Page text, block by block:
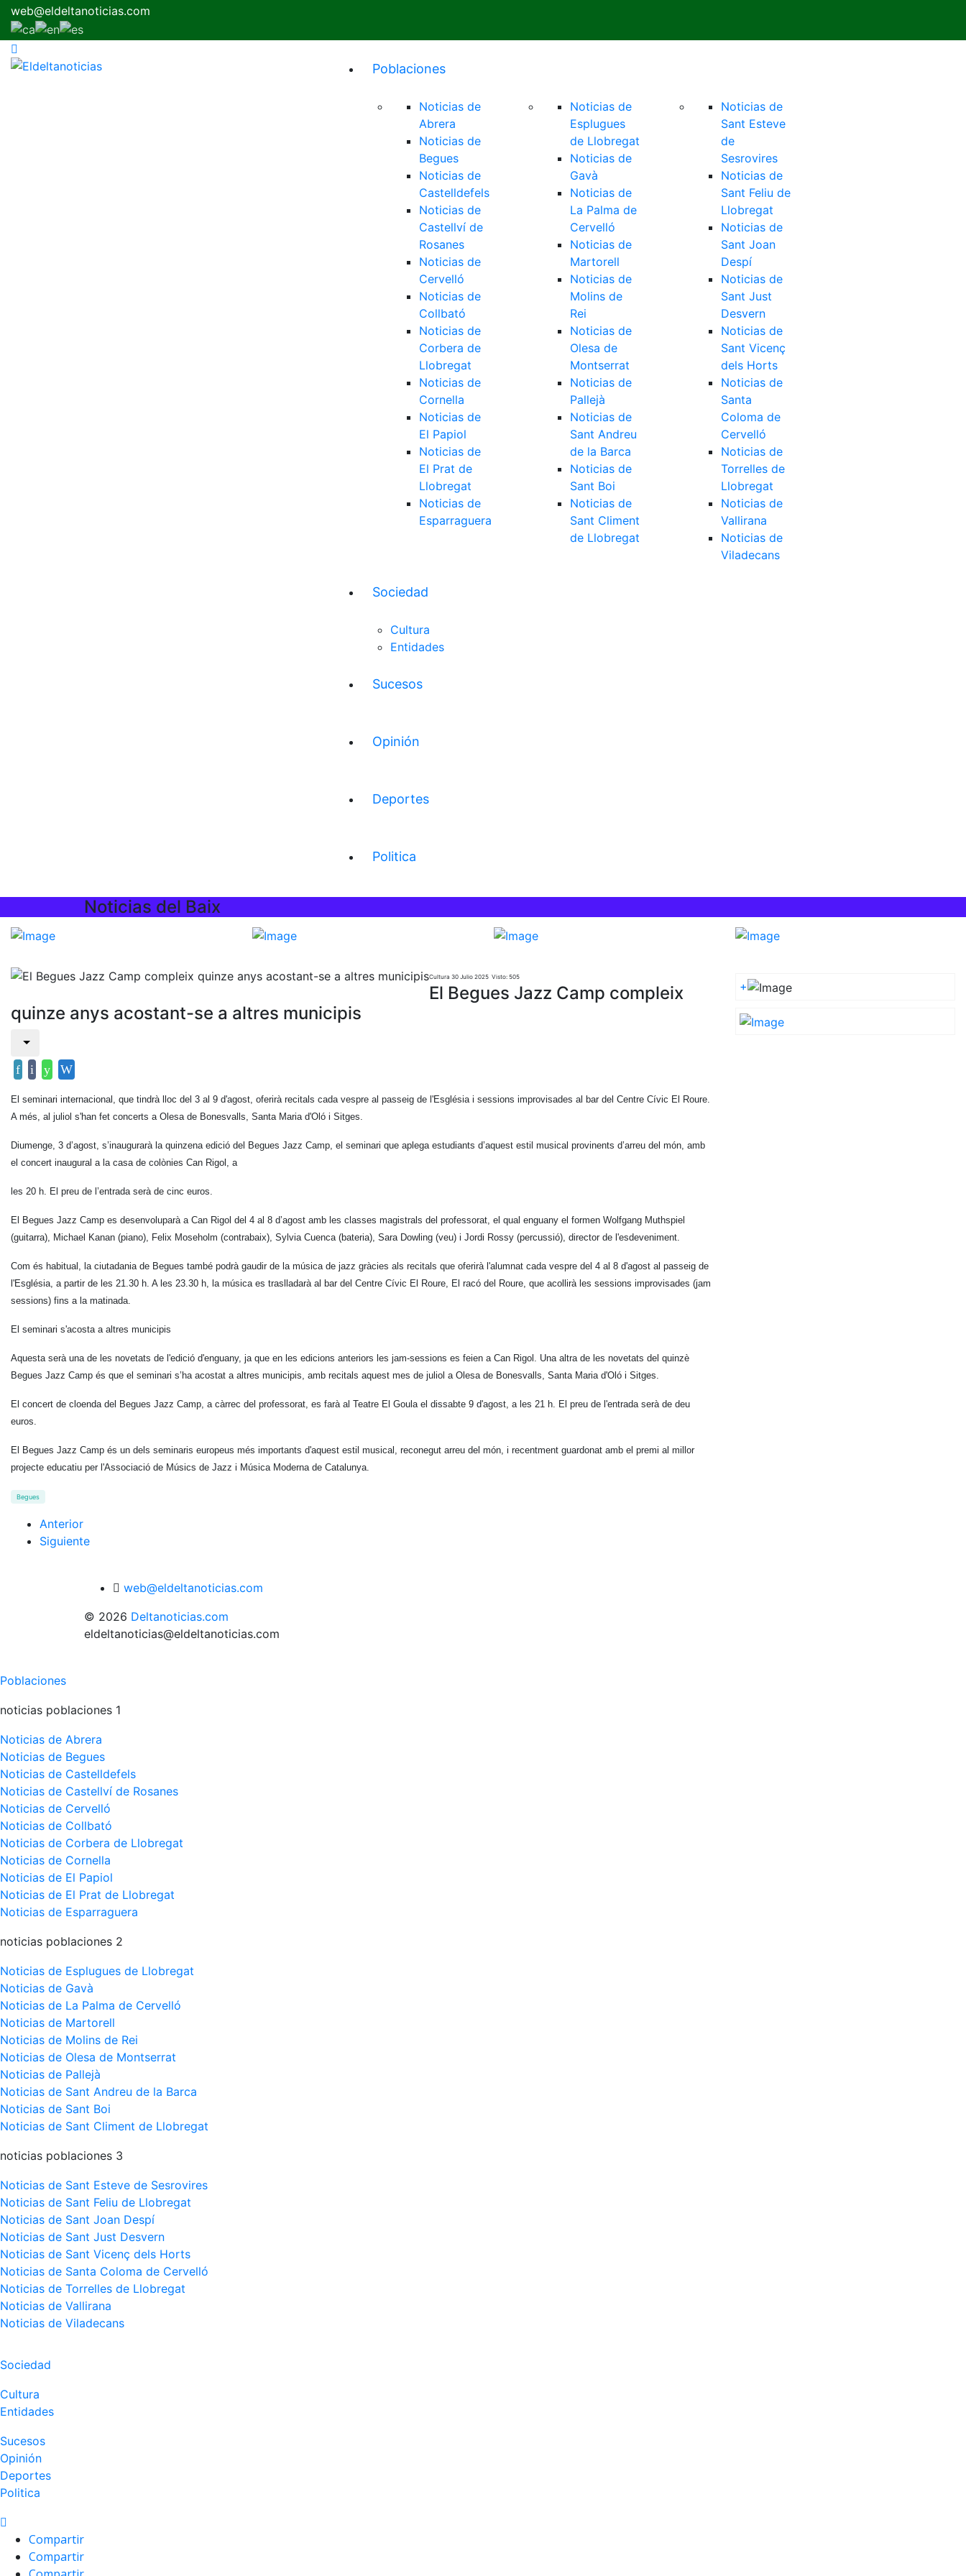
web@eldeltanoticias.com
Poblaciones
Noticias de
Abrera
Noticias de
Begues
Noticias de
Castelldefels
Noticias de
Castellví de
Rosanes
Noticias de
Cervelló
Noticias de
Collbató
Noticias de
Corbera de
Llobregat
Noticias de
Cornella
Noticias de
El Papiol
Noticias de
El Prat de
Llobregat
Noticias de
Esparraguera
Noticias de
Esplugues
de Llobregat
Noticias de
Gavà
Noticias de
La Palma de
Cervelló
Noticias de
Martorell
Noticias de
Molins de
Rei
Noticias de
Olesa de
Montserrat
Noticias de
Pallejà
Noticias de
Sant Andreu
de la Barca
Noticias de
Sant Boi
Noticias de
Sant Climent
de Llobregat
Noticias de
Sant Esteve
de
Sesrovires
Noticias de
Sant Feliu de
Llobregat
Noticias de
Sant Joan
Despí
Noticias de
Sant Just
Desvern
Noticias de
Sant Vicenç
dels Horts
Noticias de
Santa
Coloma de
Cervelló
Noticias de
Torrelles de
Llobregat
Noticias de
Vallirana
Noticias de
Viladecans
Sociedad
Cultura
Entidades
Sucesos
Opinión
Deportes
Politica
Noticias del Baix
Cultura 30 Julio 2025 Visto: 505
El Begues Jazz Camp compleix
quinze anys acostant-se a altres municipis
El seminari internacional, que tindrà lloc del 3 al 9 d'agost, oferirà recitals cada vespre al passeig de l'Església i sessions improvisades al bar del Centre Cívic El Roure.
A més, al juliol s'han fet concerts a Olesa de Bonesvalls, Santa Maria d'Oló i Sitges.
Diumenge, 3 d’agost, s’inaugurarà la quinzena edició del Begues Jazz Camp, el seminari que aplega estudiants d’aquest estil musical provinents d’arreu del món, amb
el concert inaugural a la casa de colònies Can Rigol, a
les 20 h. El preu de l’entrada serà de cinc euros.
El Begues Jazz Camp es desenvoluparà a Can Rigol del 4 al 8 d’agost amb les classes magistrals del professorat, el qual enguany el formen Wolfgang Muthspiel
(guitarra), Michael Kanan (piano), Felix Moseholm (contrabaix), Sylvia Cuenca (bateria), Sara Dowling (veu) i Jordi Rossy (percussió), director de l'esdeveniment.
Com és habitual, la ciutadania de Begues també podrà gaudir de la música de jazz gràcies als recitals que oferirà l'alumnat cada vespre del 4 al 8 d'agost al passeig de
l'Església, a partir de les 21.30 h. A les 23.30 h, la música es traslladarà al bar del Centre Cívic El Roure, El racó del Roure, que acollirà les sessions improvisades (jam
sessions) fins a la matinada.
El seminari s'acosta a altres municipis
Aquesta serà una de les novetats de l'edició d'enguany, ja que en les edicions anteriors les jam-sessions es feien a Can Rigol. Una altra de les novetats del quinzè
Begues Jazz Camp és que el seminari s’ha acostat a altres municipis, amb recitals aquest mes de juliol a Olesa de Bonesvalls, Santa Maria d'Oló i Sitges.
El concert de cloenda del Begues Jazz Camp, a càrrec del professorat, es farà al Teatre El Goula el dissabte 9 d'agost, a les 21 h. El preu de l'entrada serà de deu
euros.
El Begues Jazz Camp és un dels seminaris europeus més importants d'aquest estil musical, reconegut arreu del món, i recentment guardonat amb el premi al millor
projecte educatiu per l'Associació de Músics de Jazz i Música Moderna de Catalunya.
Begues
Anterior
Siguiente
+
web@eldeltanoticias.com
© 2026 Deltanoticias.com
eldeltanoticias@eldeltanoticias.com
Poblaciones
noticias poblaciones 1
Noticias de Abrera
Noticias de Begues
Noticias de Castelldefels
Noticias de Castellví de Rosanes
Noticias de Cervelló
Noticias de Collbató
Noticias de Corbera de Llobregat
Noticias de Cornella
Noticias de El Papiol
Noticias de El Prat de Llobregat
Noticias de Esparraguera
noticias poblaciones 2
Noticias de Esplugues de Llobregat
Noticias de Gavà
Noticias de La Palma de Cervelló
Noticias de Martorell
Noticias de Molins de Rei
Noticias de Olesa de Montserrat
Noticias de Pallejà
Noticias de Sant Andreu de la Barca
Noticias de Sant Boi
Noticias de Sant Climent de Llobregat
noticias poblaciones 3
Noticias de Sant Esteve de Sesrovires
Noticias de Sant Feliu de Llobregat
Noticias de Sant Joan Despí
Noticias de Sant Just Desvern
Noticias de Sant Vicenç dels Horts
Noticias de Santa Coloma de Cervelló
Noticias de Torrelles de Llobregat
Noticias de Vallirana
Noticias de Viladecans
Sociedad
Cultura
Entidades
Sucesos
Opinión
Deportes
Politica
Compartir
Compartir